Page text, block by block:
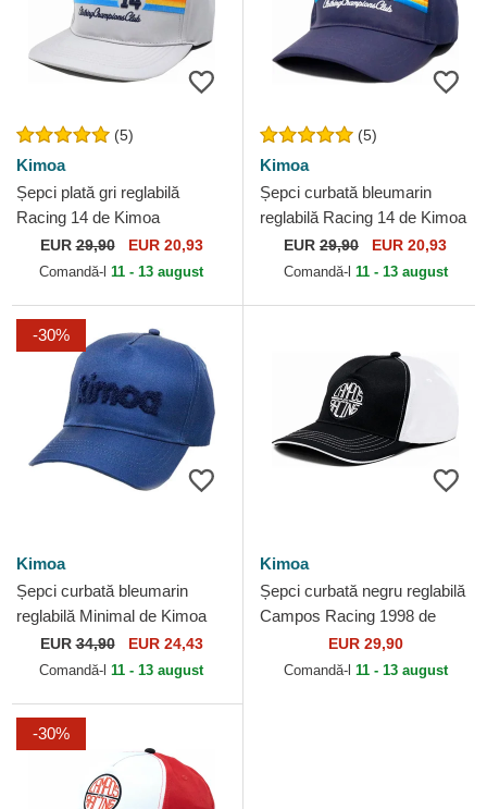
(5)
Kimoa
Șepci plată gri reglabilă
Racing 14 de Kimoa
EUR29,90 EUR 20,93
Comandă-l 11 - 13 august
(5)
Kimoa
Șepci curbată bleumarin
reglabilă Racing 14 de Kimoa
EUR 29,90 EUR 20,93
Comandă-l 11 - 13 august
-30%
Kimoa
Șepci curbată bleumarin
reglabilă Minimal de Kimoa
EUR34,90 EUR 24,43
Comandă-l 11 - 13 august
Kimoa
Șepci curbată negru reglabilă
Campos Racing 1998 de
EUR 29,90
Comandă-l 11 - 13 august
-30%